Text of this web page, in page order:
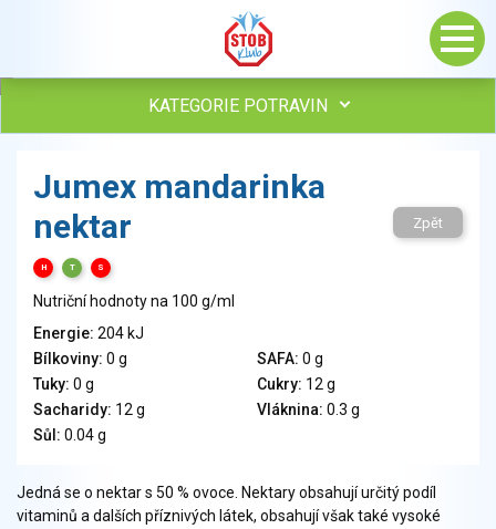
KATEGORIE POTRAVIN
Vejce
Mléko
Sýry
Veganské a vegetariánské výrobky
Tuky
Obiloviny, mouka, cereální výrobky
Chléb, pečivo, křehké chleby, pufované výrobky
Přílohy
Zelenina
Jumex mandarinka
nektar
H T S
Zpět
Nutriční hodnoty na 100 g/ml
Energie: 204 kJ
Bílkoviny: 0 g SAFA: 0 g
Tuky: 0 g Cukry: 12 g
Sacharidy: 12 g Vláknina: 0.3 g
Sůl: 0.04 g
Jedná se o nektar s 50 % ovoce. Nektary obsahují určitý podíl
vitaminů a dalších příznivých látek, obsahují však také vysoké